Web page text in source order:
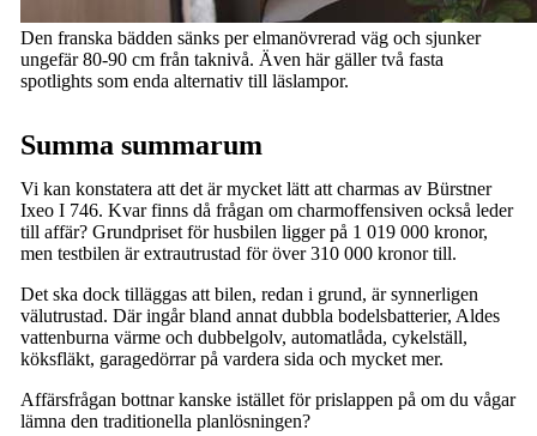
Den franska bädden sänks per elmanövrerad väg och sjunker
ungefär 80-90 cm från taknivå. Även här gäller två fasta
spotlights som enda alternativ till läslampor.
Summa summarum
Vi kan konstatera att det är mycket lätt att charmas av Bürstner
Ixeo I 746. Kvar finns då frågan om charmoffensiven också leder
till affär? Grundpriset för husbilen ligger på 1 019 000 kronor,
men testbilen är extrautrustad för över 310 000 kronor till.
Det ska dock tilläggas att bilen, redan i grund, är synnerligen
välutrustad. Där ingår bland annat dubbla bodelsbatterier, Aldes
vattenburna värme och dubbelgolv, automatlåda, cykelställ,
köksfläkt, garagedörrar på vardera sida och mycket mer.
Affärsfrågan bottnar kanske istället för prislappen på om du vågar
lämna den traditionella planlösningen?